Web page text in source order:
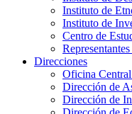
Instituto de
Instituto de
Centro de
Direcciones
Oficina
Dirección de
Dirección de